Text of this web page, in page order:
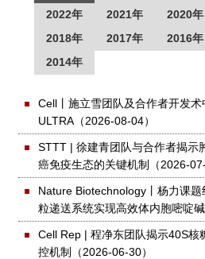
2022年
2021年 2020年
2018年
2017年 2016年
2014年
Cell丨施立雪团队及合作者开发术
ULTRA （2026-08-04）
STTT | 徐建青团队与合作者揭示
癌免疫生态的关键机制
（2026-
Nature Biotechnology丨杨力课
粒递送系统实现高效体内胞嘧啶
Cell Rep | 程净东团队揭示40S核
控机制
（2026-06-30）